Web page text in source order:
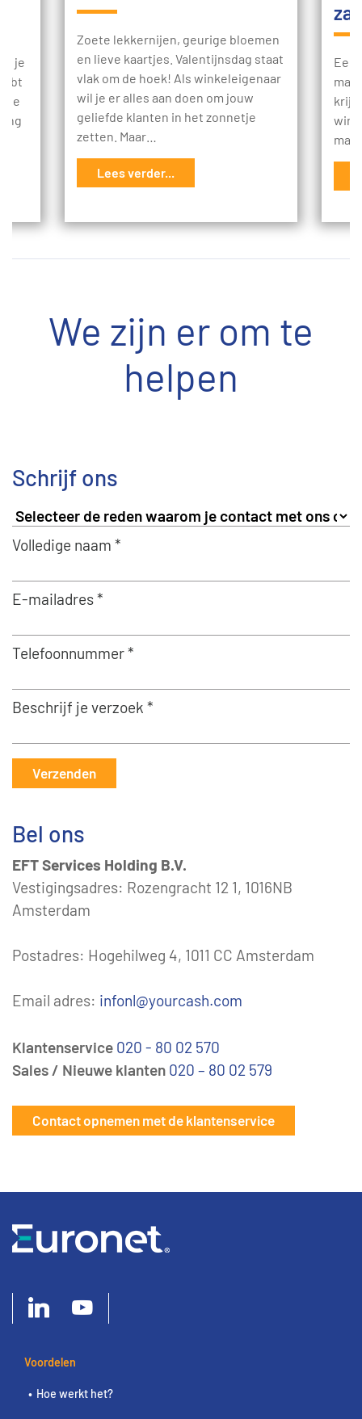
je
te
Zoete lekkernijen, geurige bloemen
en lieve kaartjes. Valentijnsdag staat
vlak om de hoek! Als winkeleigenaar
wil je er alles aan doen om jouw
geliefde klanten in het zonnetje
zetten. Maar…
Lees verder...
Een
We zijn er om te
helpen
Schrijf ons
Volledige naam *
E-mailadres *
Telefoonnummer *
Beschrijf je verzoek *
Verzenden
Bel ons
EFT Services Holding B.V.
Vestigingsadres: Rozengracht 12 1, 1016NB
Amsterdam
Postadres: Hogehilweg 4, 1011 CC Amsterdam
Email adres: infonl@yourcash.com
Klantenservice 020 - 80 02 570
Sales / Nieuwe klanten 020 – 80 02 579
Contact opnemen met de klantenservice
Voordelen
Hoe werkt het?